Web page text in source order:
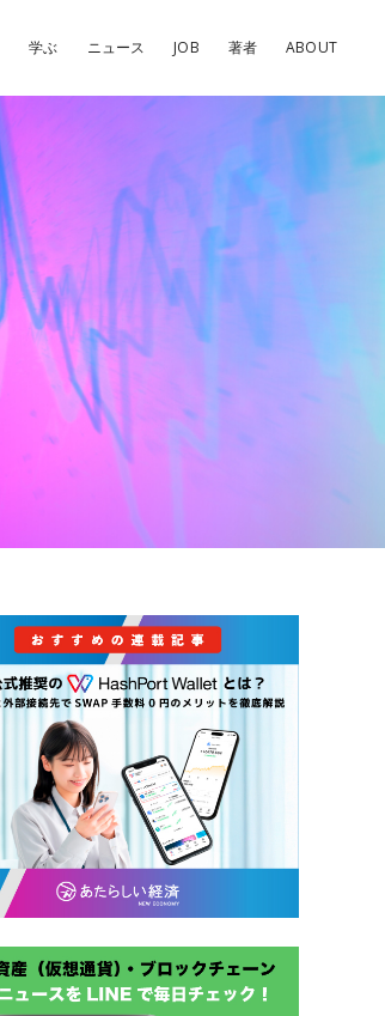
学ぶ ニュース JOB 著者 ABOUT